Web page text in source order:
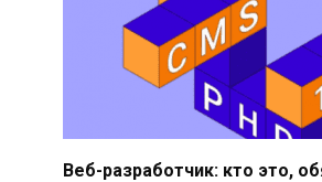
Веб-разработчик: кто это,